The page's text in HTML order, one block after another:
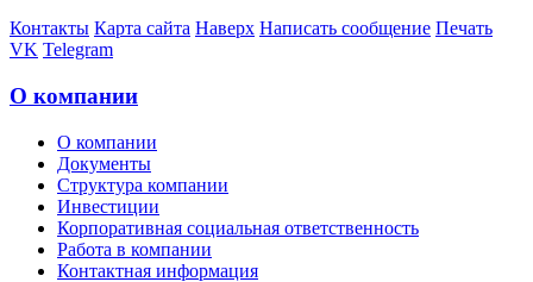
Контакты Карта сайта Наверх Написать сообщение Печать
VK Telegram
О компании
О компании
Документы
Структура компании
Инвестиции
Корпоративная социальная ответственность
Работа в компании
Контактная информация